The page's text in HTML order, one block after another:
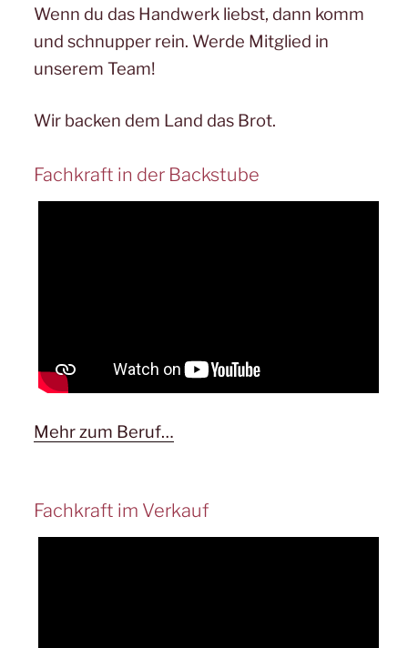
Wenn du das Handwerk liebst, dann komm
und schnupper rein. Werde Mitglied in
unserem Team!
Wir backen dem Land das Brot.
Fachkraft in der Backstube
Mehr zum Beruf…
Fachkraft im Verkauf